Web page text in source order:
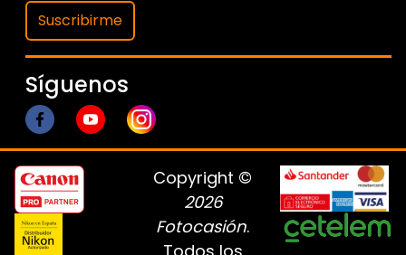
Suscribirme
Síguenos
Copyright ©
2026
Fotocasión.